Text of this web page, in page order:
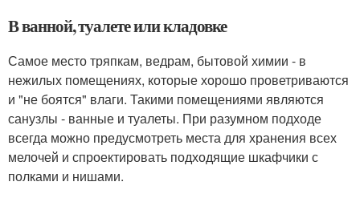
В ванной, туалете или кладовке
Самое место тряпкам, ведрам, бытовой химии - в
нежилых помещениях, которые хорошо проветриваются
и "не боятся" влаги. Такими помещениями являются
санузлы - ванные и туалеты. При разумном подходе
всегда можно предусмотреть места для хранения всех
мелочей и спроектировать подходящие шкафчики с
полками и нишами.